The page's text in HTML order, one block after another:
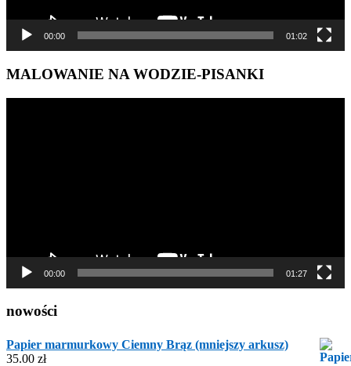
00:00 01:02
MALOWANIE NA WODZIE-PISANKI
00:00 01:27
nowości
Papier marmurkowy Ciemny Brąz (mniejszy arkusz)
35.00 zł